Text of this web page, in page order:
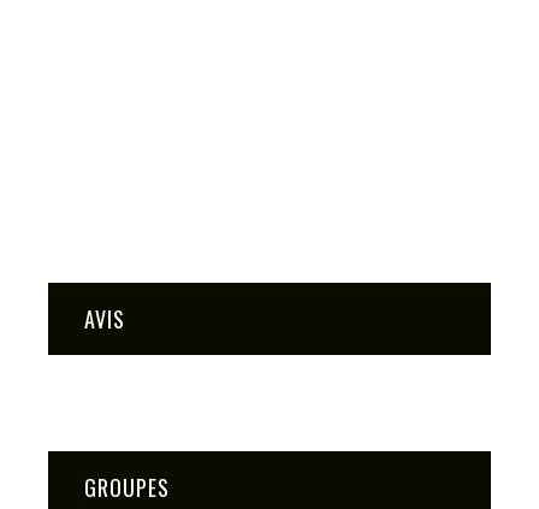
AVIS
GROUPES